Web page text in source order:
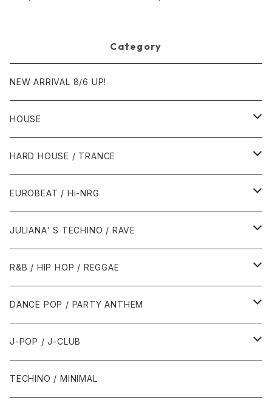
Category
NEW ARRIVAL 8/6 UP!
HOUSE
1980年代
1987年・以前
1988年
1990年代
1990年
1991年
2000年代
2000年
2001年
2010年代
2010年
2011年
HARD HOUSE / TRANCE
1990年代
1994年・以前
1995年
2000年代
2000年
2001年
EUROBEAT / Hi-NRG
1980年代
1986年・以前
1987年
1990年代
1990年
1991年
2000年代
JULIANA' S TECHINO / RAVE
1990年代
1990年
1991年
2000年代
2000年
2001年
R&B / HIP HOP / REGGAE
1980年代
1985年・以前
1986年
1990年代
1990年
2000年代
DANCE POP / PARTY ANTHEM
1980年代
1988年・以前
1990年代
J-POP / J-CLUB
1980年代
TECHINO / MINIMAL